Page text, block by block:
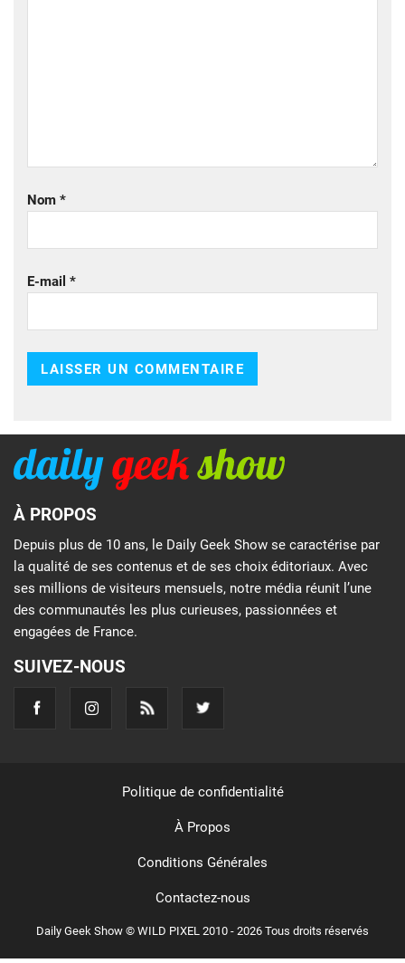
Nom *
E-mail *
À PROPOS
Depuis plus de 10 ans, le Daily Geek Show se caractérise par
la qualité de ses contenus et de ses choix éditoriaux. Avec
ses millions de visiteurs mensuels, notre média réunit l’une
des communautés les plus curieuses, passionnées et
engagées de France.
SUIVEZ-NOUS
Daily Geek Show © WILD PIXEL 2010 - 2026 Tous droits réservés
Politique de confidentialité
À Propos
Conditions Générales
Contactez-nous